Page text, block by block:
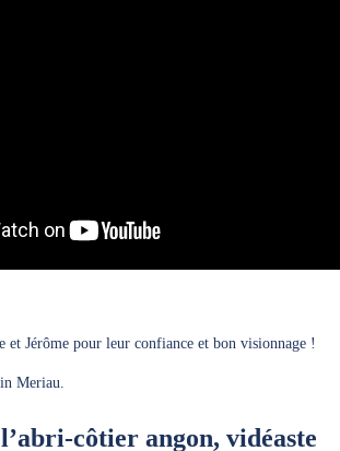
et Jérôme pour leur confiance et bon visionnage !
Meriau.
côtier angon, vidéaste